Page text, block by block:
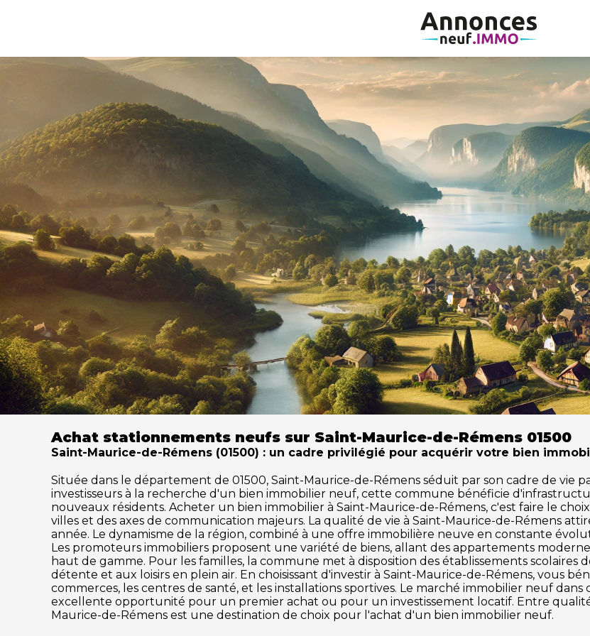
Achat stationnements neufs sur Saint-Maurice-de-Rémens 01500
Saint-Maurice-de-Rémens (01500) : un cadre privilégié pour acquérir votre bien
Située dans le département de 01500, Saint-Maurice-de-Rémens séduit par son cadre de vie
investisseurs à la recherche d'un bien immobilier neuf, cette commune bénéficie
nouveaux résidents. Acheter un bien immobilier à Saint-Maurice-de-Rémens, c'est faire le
villes et des axes de communication majeurs. La qualité de vie à Saint-Maurice-de-Rémens
année. Le dynamisme de la région, combiné à une offre immobilière neuve en constante
Les promoteurs immobiliers proposent une variété de biens, allant des appartements
haut de gamme. Pour les familles, la commune met à disposition des établissements scolaires
détente et aux loisirs en plein air. En choisissant d'investir à Saint-Maurice-de-Rémens, vous
commerces, les centres de santé, et les installations sportives. Le marché immobilier neuf
excellente opportunité pour un premier achat ou pour un investissement locatif. Entre qualité
Maurice-de-Rémens est une destination de choix pour l'achat d'un bien immobilier neuf.